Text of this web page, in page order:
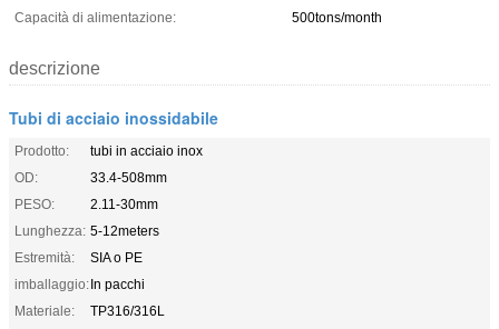
Capacità di alimentazione:
500tons/month
descrizione
Tubi di acciaio inossidabile
Prodotto:
tubi in acciaio inox
OD:
33.4-508mm
PESO:
2.11-30mm
Lunghezza: 5-12meters
Estremità:
SIA o PE
imballaggio:In pacchi
Materiale:
TP316/316L